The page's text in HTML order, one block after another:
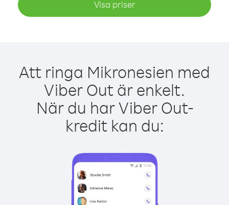
Visa priser
Att ringa Mikronesien med
Viber Out är enkelt.
När du har Viber Out-
kredit kan du: